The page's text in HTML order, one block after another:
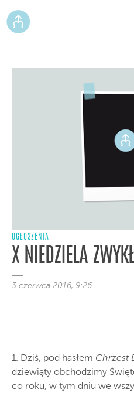
OGŁOSZENIA
X NIEDZIELA
3 czerwca 2016, 9:26
1. Dziś, pod hasłem Chrzest
dziewiąty obchodzimy
co roku, w tym dniu we